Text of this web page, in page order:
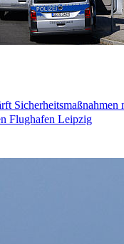
Sicherheitsmaßnahmen
Flughafen Leipzig